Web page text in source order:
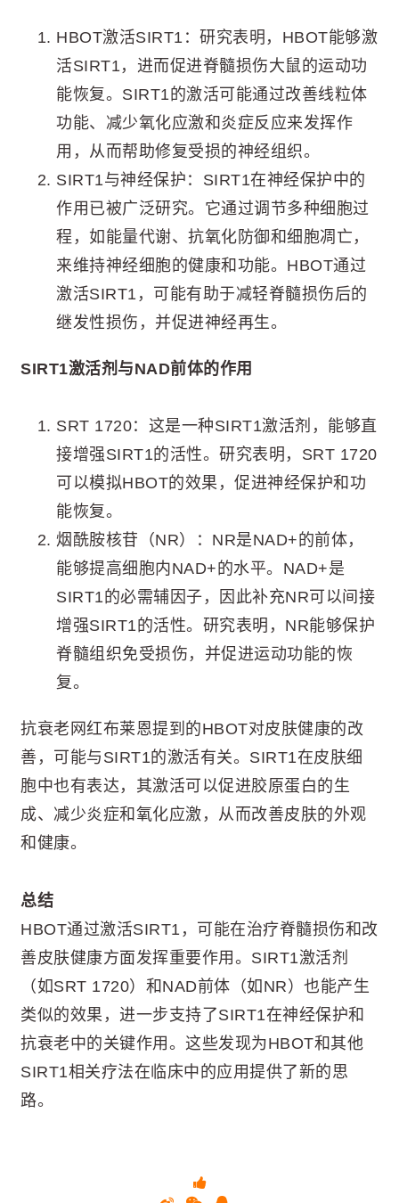
HBOT激活SIRT1：研究表明，HBOT能够激
活SIRT1，进而促进脊髓损伤大鼠的运动功
能恢复。SIRT1的激活可能通过改善线粒体
功能、减少氧化应激和炎症反应来发挥作
用，从而帮助修复受损的神经组织。
SIRT1与神经保护：SIRT1在神经保护中的
作用已被广泛研究。它通过调节多种细胞过
程，如能量代谢、抗氧化防御和细胞凋亡，
来维持神经细胞的健康和功能。HBOT通过
激活SIRT1，可能有助于减轻脊髓损伤后的
继发性损伤，并促进神经再生。
SIRT1激活剂与NAD前体的作用
SRT 1720：这是一种SIRT1激活剂，能够直
接增强SIRT1的活性。研究表明，SRT 1720
可以模拟HBOT的效果，促进神经保护和功
能恢复。
烟酰胺核苷（NR）：NR是NAD+的前体，
能够提高细胞内NAD+的水平。NAD+是
SIRT1的必需辅因子，因此补充NR可以间接
增强SIRT1的活性。研究表明，NR能够保护
脊髓组织免受损伤，并促进运动功能的恢
复。
抗衰老网红布莱恩提到的HBOT对皮肤健康的改
善，可能与SIRT1的激活有关。SIRT1在皮肤细
胞中也有表达，其激活可以促进胶原蛋白的生
成、减少炎症和氧化应激，从而改善皮肤的外观
和健康。
总结
HBOT通过激活SIRT1，可能在治疗脊髓损伤和改
善皮肤健康方面发挥重要作用。SIRT1激活剂
（如SRT 1720）和NAD前体（如NR）也能产生
类似的效果，进一步支持了SIRT1在神经保护和
抗衰老中的关键作用。这些发现为HBOT和其他
SIRT1相关疗法在临床中的应用提供了新的思
路。